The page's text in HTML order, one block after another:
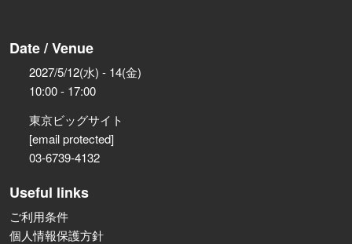
Date / Venue
2027/5/12(水) - 14(金)
10:00 - 17:00
東京ビッグサイト
[email protected]
03-6739-4132
Useful links
ご利用条件
個人情報保護方針